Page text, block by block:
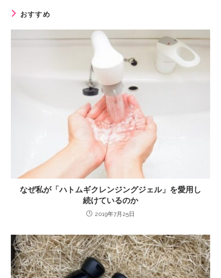
おすすめ
なぜ私が「ハトムギクレンジングジェル」を愛用し
続けているのか
2019年7月25日